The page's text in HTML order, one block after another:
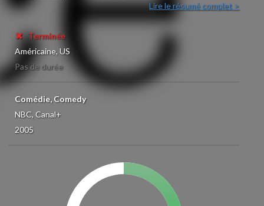
Lire le résumé complet >
Terminée
Américaine, US
Pas de durée
Comédie, Comedy
NBC, Canal+
2005